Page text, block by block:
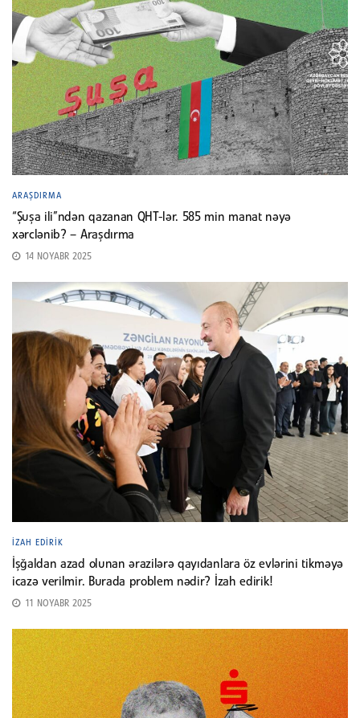
ARAŞDIRMA
“Şuşa ili”ndən qazanan QHT-lər. 585 min manat nəyə
xərclənib? – Araşdırma
14 NOYABR 2025
İZAH EDIRIK
İşğaldan azad olunan ərazilərə qayıdanlara öz evlərini tikməyə
icazə verilmir. Burada problem nədir? İzah edirik!
11 NOYABR 2025